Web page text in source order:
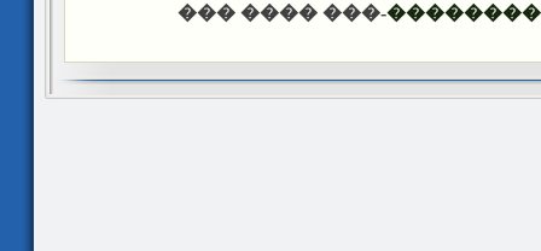
������
-��� ���� ���